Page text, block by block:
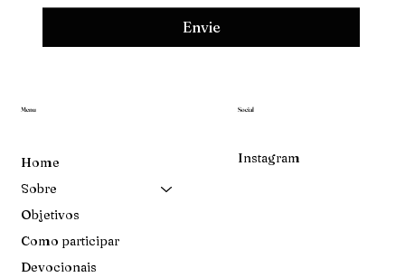
Menu
Home
Sobre
Objetivos
Como participar
Devocionais
Social
Instagram
Envie